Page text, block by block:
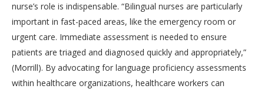
nurse’s role is indispensable. “Bilingual nurses are particularly
important in fast-paced areas, like the emergency room or
urgent care. Immediate assessment is needed to ensure
patients are triaged and diagnosed quickly and appropriately,”
(Morrill). By advocating for language proficiency assessments
within healthcare organizations, healthcare workers can